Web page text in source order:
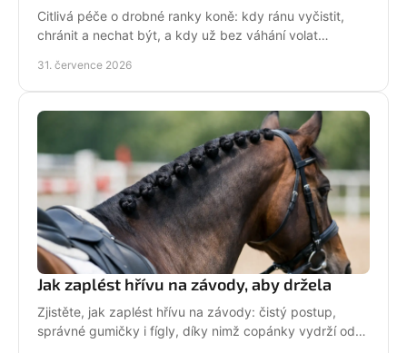
Citlivá péče o drobné ranky koně: kdy ránu vyčistit,
chránit a nechat být, a kdy už bez váhání volat
31. července 2026
Jak zaplést hřívu na závody, aby držela
Zjistěte, jak zaplést hřívu na závody: čistý postup,
správné gumičky i fígly, díky nimž copánky vydrží od